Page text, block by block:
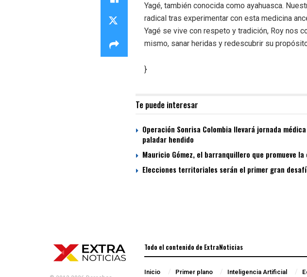
Yagé, también conocida como ayahuasca.
radical tras experimentar con esta medicina
Yagé se vive con respeto y tradición, Roy nos
mismo, sanar heridas y redescubrir su
}
Te puede interesar
Operación Sonrisa Colombia llevará jornada
paladar hendido
Mauricio Gómez, el barranquillero que promueve
Elecciones territoriales serán el primer gran
Todo el contenido de ExtraNoticias
Inicio Primer plano Inteligencia Artificial